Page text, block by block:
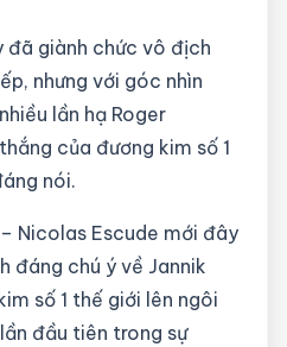
đã giành chức vô địch
nhưng với góc nhìn
lần hạ Roger
của đương kim số 1
nói.
– Nicolas Escude mới đây
đáng chú ý về Jannik
số 1 thế giới lên ngôi
đầu tiên trong sự